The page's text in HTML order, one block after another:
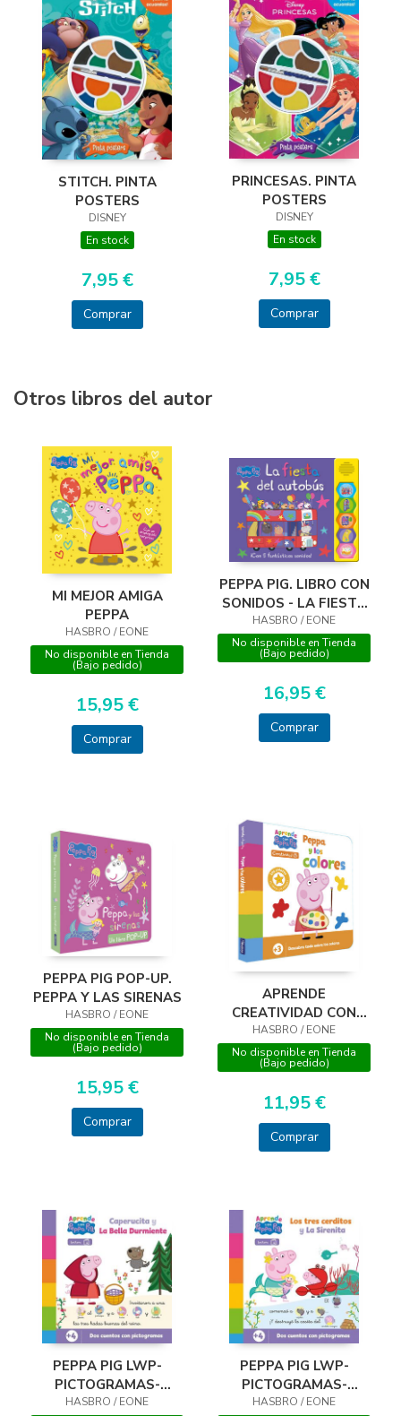
STITCH. PINTA
POSTERS
DISNEY
En stock
7,95 €
Comprar
PRINCESAS. PINTA
POSTERS
DISNEY
En stock
7,95 €
Comprar
Otros libros del autor
MI MEJOR AMIGA
PEPPA
HASBRO / EONE
No disponible en Tienda
(Bajo pedido)
15,95 €
Comprar
PEPPA PIG. LIBRO CON
SONIDOS - LA FIESTA
DEL AUTOBÚS
HASBRO / EONE
No disponible en Tienda
(Bajo pedido)
16,95 €
Comprar
PEPPA PIG POP-UP.
PEPPA Y LAS SIRENAS
HASBRO / EONE
No disponible en Tienda
(Bajo pedido)
15,95 €
Comprar
APRENDE
CREATIVIDAD CON
PEPPA PIG. PEPPA Y
LOS COLORES (+3
AÑOS)
HASBRO / EONE
No disponible en Tienda
(Bajo pedido)
11,95 €
Comprar
PEPPA PIG LWP-
PICTOGRAMAS-
CUENTOS CLAS 1
HASBRO / EONE
PEPPA PIG LWP-
PICTOGRAMAS-
CUENTOS CLAS 2
HASBRO / EONE